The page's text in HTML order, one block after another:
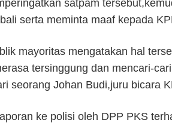
satpam
serta meminta maaf kepada
mayoritas mengatakan hal
tersinggung dan mencari-
seorang Johan Budi,juru bicara
ke polisi oleh DPP PKS